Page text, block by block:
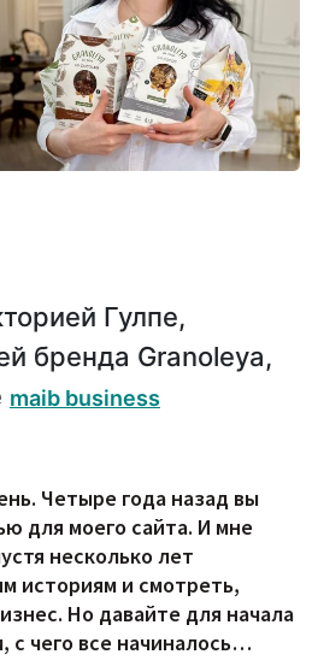
Гулпе,
бренда Granoleya,
maib business
Четыре года назад вы
для моего сайта. И мне
несколько лет
историям и смотреть,
Но давайте для начала
с чего все начиналось…